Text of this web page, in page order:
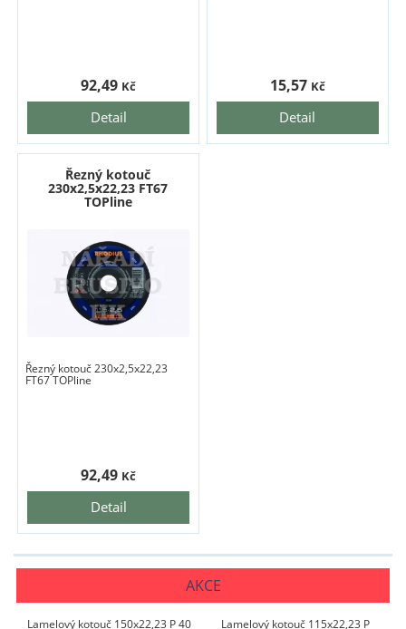
Detail
92,49 Kč
Detail
15,57 Kč
Řezný kotouč
230x2,5x22,23 FT67
TOPline
Řezný kotouč 230x2,5x22,23
FT67 TOPline
Detail
92,49 Kč
AKCE
Lamelový kotouč 150x22,23 P 40
Lamelový kotouč 115x22,23 P